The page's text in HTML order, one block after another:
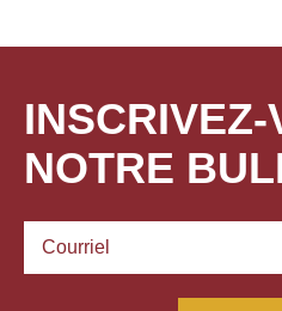
INSCRIVEZ-
NOTRE